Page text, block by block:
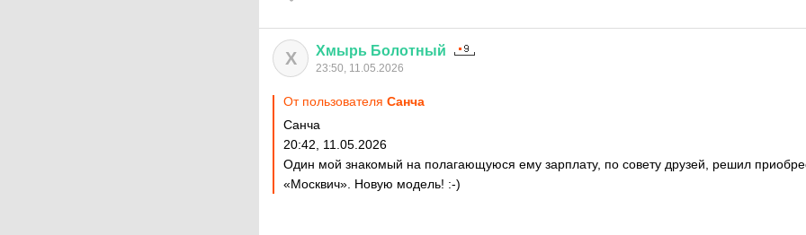
Х Хмырь Болотный
23:50, 11.05.2026
От пользователя Сaнча
Сaнча
20:42, 11.05.2026
Один мой знакомый на полагающуюся ему зарплату, по совету друзей, решил
«Москвич». Новую модель! :-)